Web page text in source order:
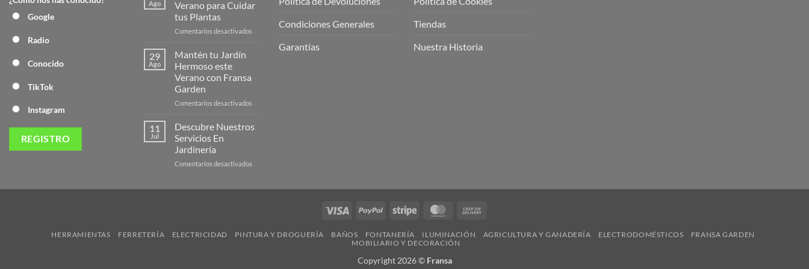
Google
Radio
Conocido
TikTok
Instagram
Página
Ago
Verano para Cuidar
tus Plantas
Comentarios desactivados
29
Ago
Mantén tu Jardín
Hermoso este
Verano con Fransa
Garden
Comentarios desactivados
Jardín
11
Jul
Descubre Nuestros
Servicios En
Jardinería
Comentarios desactivados
Condiciones Generales
Garantías
Tiendas
Nuestra Historia
Visa PayPal Stripe MasterCard
Delivery
HERRAMIENTAS FERRETERÍA ELECTRICIDAD PINTURA Y DROGUERÍA BAÑOS FONTANERÍA ILUMINACIÓN AGRICULTURA Y GANADERÍA ELECTRODOMÉSTICOS
FRANSA GARDEN
MOBILIARIO Y DECORACIÓN
Copyright 2026 © Fransa